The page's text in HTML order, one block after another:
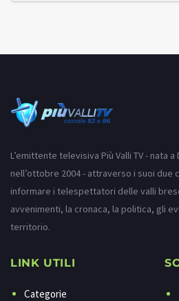
L’emittente televisiva Più Valli TV - nata
nell’ottobre 2004 - attraverso i suoi due
informare i telespettatori delle valli
avvenimenti, la cronaca, la politica, gli
territorio.
LINK UTILI
Categorie